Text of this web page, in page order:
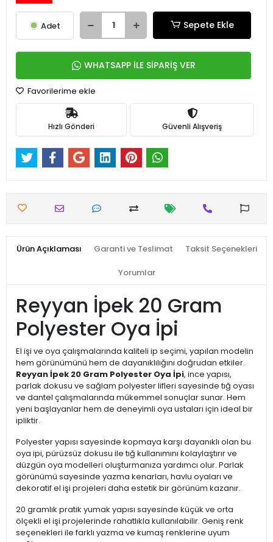
Adet Sepete Ekle
WHATSAPP İLE SİPARİŞ VER
Favorilerime ekle
Hızlı Gönderi Güvenli Alışveriş
Ürün Açıklaması Garanti ve Teslimat Taksit Seçenekleri
Yorumlar
Reyyan İpek 20 Gram
Polyester Oya İpi
El işi ve oya çalışmalarında kaliteli ip seçimi, yapılan modelin
hem görünümünü hem de dayanıklılığını doğrudan etkiler.
Reyyan İpek 20 Gram Polyester Oya İpi, ince yapısı,
parlak dokusu ve sağlam polyester lifleri sayesinde tığ oyası
ve dantel çalışmalarında mükemmel sonuçlar sunar. Hem
yeni başlayanlar hem de deneyimli oya ustaları için ideal bir
ipliktir.
Polyester yapısı sayesinde kopmaya karşı dayanıklı olan bu
oya ipi, pürüzsüz dokusu ile tığ kullanımını kolaylaştırır ve
düzgün oya modelleri oluşturmanıza yardımcı olur. Parlak
görünümü sayesinde yazma kenarları, havlu oyaları ve
dekoratif el işi projeleri daha estetik bir görünüm kazanır.
20 gramlık pratik yumak yapısı sayesinde küçük ve orta
ölçekli el işi projelerinde rahatlıkla kullanılabilir. Geniş renk
seçenekleri ile farklı yazma ve kumaş renklerine uyum